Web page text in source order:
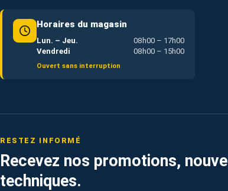
Horaires du magasin
Lun. – Jeu.
08h00 – 17h00
Vendredi
08h00 – 15h00
Ouvert sans interruption
RESTEZ INFORMÉ
Recevez nos promotions,
techniques.